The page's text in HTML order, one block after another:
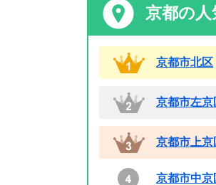
京都の
京都市北区
京都市左京
京都市上京
京都市中京